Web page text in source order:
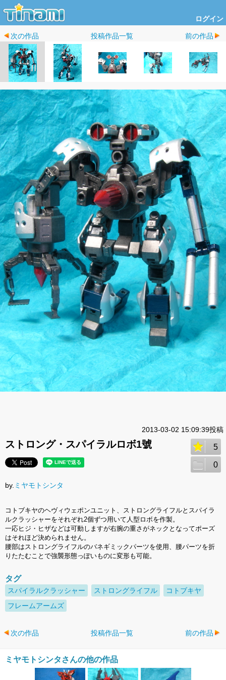
ログイン
次の作品 投稿作品一覧 前の作品
2013-03-02 15:09:39投稿
ストロング・スパイラルロボ1號 5
0
by. ミヤモトシンタ
コトブキヤのヘヴィウェポンユニット、ストロングライフルとスパイラ
ルクラッシャーをそれぞれ2個ずつ用いて人型ロボを作製。
一応ヒジ・ヒザなどは可動しますが右腕の重さがネックとなってポーズ
はそれほど決められません。
腰部はストロングライフルのバネギミックパーツを使用、腰パーツを折
りたたむことで強襲形態っぽいものに変形も可能。
タグ
スパイラルクラッシャー ストロングライフル
コトブキヤ
フレームアームズ
次の作品 投稿作品一覧 前の作品
ミヤモトシンタさんの他の作品